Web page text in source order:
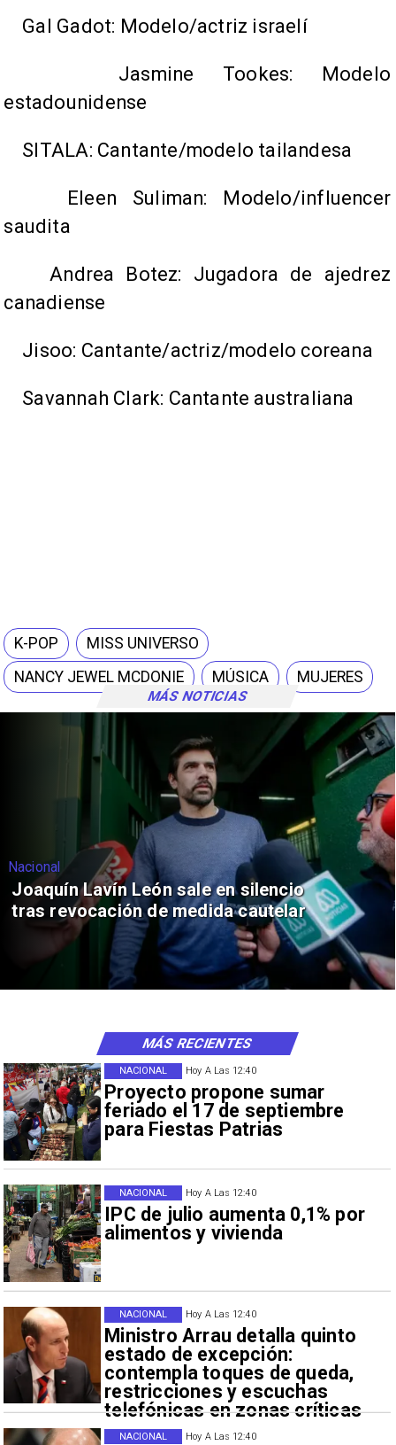
MÁS NOTICIAS
Gal Gadot: Modelo/actriz israelí
Jasmine Tookes: Modelo
estadounidense
SITALA: Cantante/modelo tailandesa
Eleen Suliman: Modelo/influencer
saudita
Andrea Botez: Jugadora de ajedrez
canadiense
Jisoo: Cantante/actriz/modelo coreana
Savannah Clark: Cantante australiana
K-POP
MISS UNIVERSO
NANCY JEWEL MCDONIE
MÚSICA MUJERES
Nacional
Joaquín Lavín León sale en silencio
tras revocación de medida cautelar
Hoy A Las 12:40
Proyecto propone sumar
feriado el 17 de septiembre
para Fiestas Patrias
NACIONAL
Hoy A Las 12:40
IPC de julio aumenta 0,1% por
alimentos y vivienda
NACIONAL
Hoy A Las 12:40
Ministro Arrau detalla quinto
estado de excepción:
contempla toques de queda,
restricciones y escuchas
telefónicas en zonas críticas
NACIONAL
Hoy A Las 12:40
NACIONAL
MÁS RECIENTES